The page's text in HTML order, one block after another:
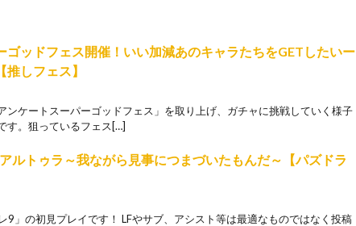
ゴッドフェス開催！いい加減あのキャラたちをGETしたいー
しフェス】
ンケートスーパーゴッドフェス」を取り上げ、ガチャに挑戦していく様子
す。狙っているフェス[…]
ルトゥラ～我ながら見事につまづいたもんだ～【パズドラ
」の初見プレイです！ LFやサブ、アシスト等は最適なものではなく投稿